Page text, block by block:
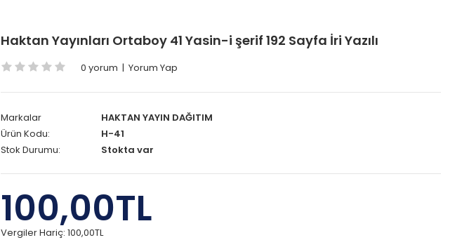
Haktan Yayınları Ortaboy 41 Yasin-i şerif 192 Sayfa İri Yazılı
0 yorum | Yorum Yap
Markalar
HAKTAN YAYIN DAĞITIM
Ürün Kodu:
H-41
Stok Durumu:
Stokta var
100,00TL
Vergiler Hariç: 100,00TL